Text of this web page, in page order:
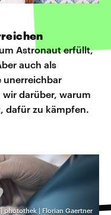
Astronaut erfüllt,
auch als
unerreichbar
wir darüber, warum
dafür zu kämpfen.
photothek | Florian Gaertner